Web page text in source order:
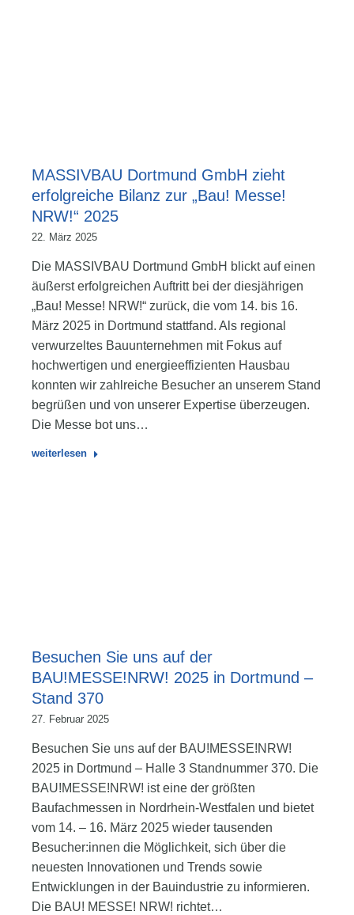
MASSIVBAU Dortmund GmbH zieht
erfolgreiche Bilanz zur „Bau! Messe!
NRW!“ 2025
22. März 2025
Die MASSIVBAU Dortmund GmbH blickt auf einen
äußerst erfolgreichen Auftritt bei der diesjährigen
„Bau! Messe! NRW!“ zurück, die vom 14. bis 16.
März 2025 in Dortmund stattfand. Als regional
verwurzeltes Bauunternehmen mit Fokus auf
hochwertigen und energieeffizienten Hausbau
konnten wir zahlreiche Besucher an unserem Stand
begrüßen und von unserer Expertise überzeugen.
Die Messe bot uns…
weiterlesen
Besuchen Sie uns auf der
BAU!MESSE!NRW! 2025 in Dortmund –
Stand 370
27. Februar 2025
Besuchen Sie uns auf der BAU!MESSE!NRW!
2025 in Dortmund – Halle 3 Standnummer 370. Die
BAU!MESSE!NRW! ist eine der größten
Baufachmessen in Nordrhein-Westfalen und bietet
vom 14. – 16. März 2025 wieder tausenden
Besucher:innen die Möglichkeit, sich über die
neuesten Innovationen und Trends sowie
Entwicklungen in der Bauindustrie zu informieren.
Die BAU! MESSE! NRW! richtet…